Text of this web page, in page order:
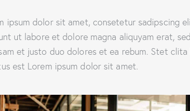
ipsum dolor sit amet, consetetur sadipscing
ut labore et dolore magna aliquyam erat,
et justo duo dolores et ea rebum. Stet
est Lorem ipsum dolor sit amet.